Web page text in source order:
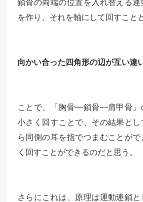
鎖骨の両端の位置を入れ替える
を作り、それを軸にして回すこと
向かい合った四角形の辺が互い違
ことで、「胸骨―鎖骨―肩甲骨」
小さく回すことで、その結果と
ら同側の耳を指でつまむことがで
く回すことができるのだと思う。
さらにこれは、原理は運動連鎖と